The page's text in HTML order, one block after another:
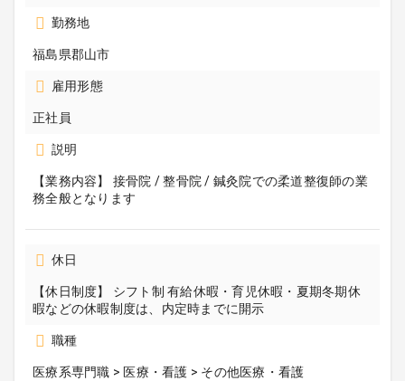
勤務地
福島県郡山市
雇用形態
正社員
説明
【業務内容】 接骨院 / 整骨院 / 鍼灸院での柔道整復師の業
務全般となります
休日
【休日制度】 シフト制 有給休暇・育児休暇・夏期冬期休
暇などの休暇制度は、内定時までに開示
職種
医療系専門職 > 医療・看護 > その他医療・看護